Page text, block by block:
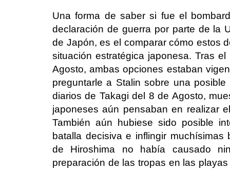
Una forma de saber si fue el
declaración de guerra por parte de la
de Japón, es el comparar cómo estos
situación estratégica japonesa. Tras
Agosto, ambas opciones estaban
preguntarle a Stalin sobre una
diarios de Takagi del 8 de Agosto,
japoneses aún pensaban en realizar
También aún hubiese sido posible
batalla decisiva e inflingir
de Hiroshima no había causado
preparación de las tropas en las